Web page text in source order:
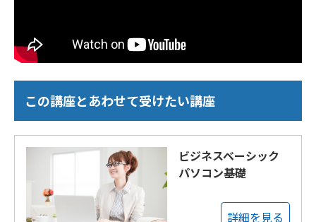
この講座とあわせて受けたい講座
ビジネスベーシック
パソコン基礎
詳細を見る